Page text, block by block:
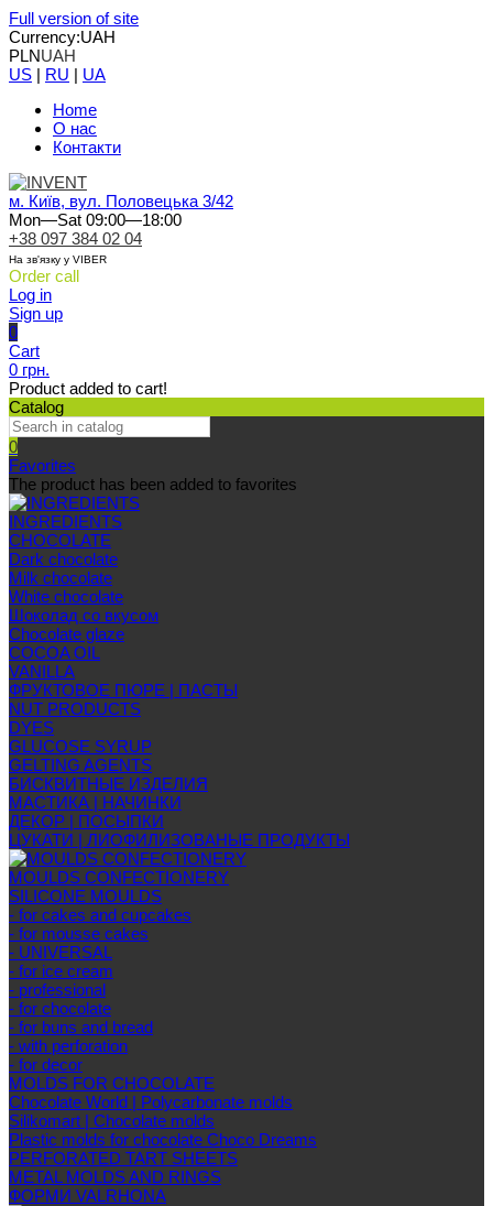
Full version of site
Currency:UAH
PLNUAH
US | RU | UA
Home
О нас
Контакти
м. Київ, вул. Половецька 3/42
Mon—Sat 09:00—18:00
+38 097 384 02 04
На зв'язку у VIBER
Order call
Log in
Sign up
0
Cart
0 грн.
Product added to cart!
Catalog
0
Favorites
The product has been added to favorites
INGREDIENTS
CHOCOLATE
Dark chocolate
Milk chocolate
White chocolate
Шоколад со вкусом
Chocolate glaze
COCOA OIL
VANILLA
ФРУКТОВОЕ ПЮРЕ | ПАСТЫ
NUT PRODUCTS
DYES
GLUCOSE SYRUP
GELTING AGENTS
БИСКВИТНЫЕ ИЗДЕЛИЯ
МАСТИКА | НАЧИНКИ
ДЕКОР | ПОСЫПКИ
ЦУКАТИ | ЛИОФИЛИЗОВАНЫЕ ПРОДУКТЫ
MOULDS CONFECTIONERY
SILICONE MOULDS
- for cakes and cupcakes
- for mousse cakes
- UNIVERSAL
- for ice cream
- professional
- for chocolate
- for buns and bread
- with perforation
- for decor
MOLDS FOR CHOCOLATE
Chocolate World | Polycarbonate molds
Silikomart | Chocolate molds
Plastic molds for chocolate Choco Dreams
PERFORATED TART SHEETS
METAL MOLDS AND RINGS
ФОРМИ VALRHONA